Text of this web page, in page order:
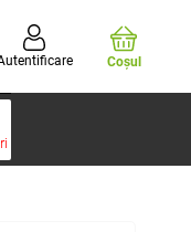
Coşul